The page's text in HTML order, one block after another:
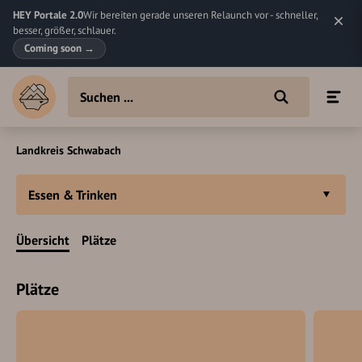
HEY Portale 2.0Wir bereiten gerade unseren Relaunch vor - schneller,
besser, größer, schlauer.
Coming soon →
Landkreis Schwabach
Essen & Trinken
Übersicht Plätze
Plätze